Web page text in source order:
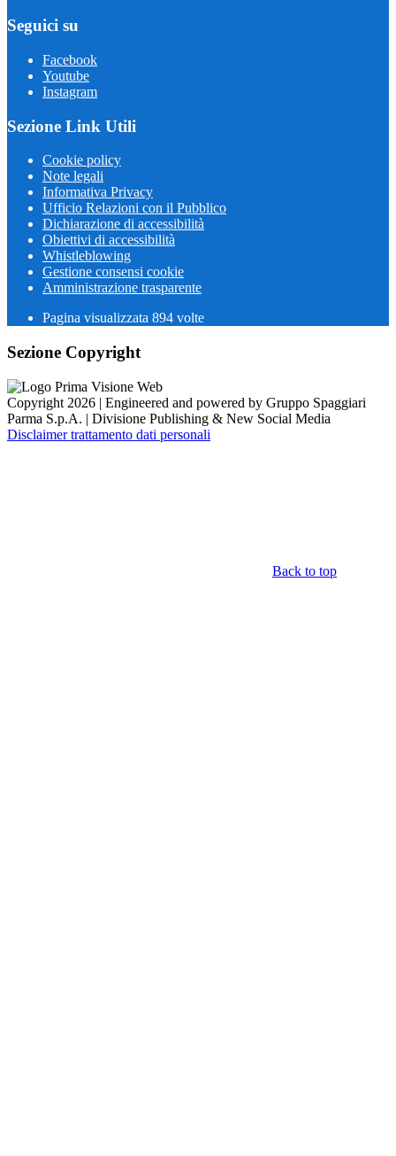
Seguici su
Facebook
Youtube
Instagram
Sezione Link Utili
Cookie policy
Note legali
Informativa Privacy
Ufficio Relazioni con il Pubblico
Dichiarazione di accessibilità
Obiettivi di accessibilità
Whistleblowing
Gestione consensi cookie
Amministrazione trasparente
Pagina visualizzata 894 volte
Sezione Copyright
Copyright 2026 | Engineered and powered by Gruppo Spaggiari
Parma S.p.A. | Divisione Publishing & New Social Media
Disclaimer trattamento dati personali
Back to top